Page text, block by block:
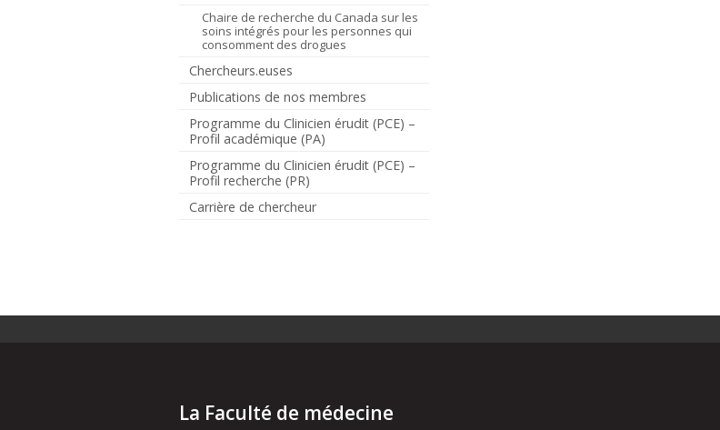
Chaire de recherche du Canada sur les
soins intégrés pour les personnes qui
consomment des drogues
Chercheurs.euses
Publications de nos membres
Programme du Clinicien érudit (PCE) –
Profil académique (PA)
Programme du Clinicien érudit (PCE) –
Profil recherche (PR)
Carrière de chercheur
La Faculté de médecine